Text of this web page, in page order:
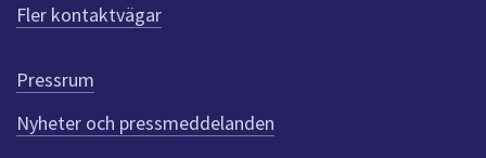
ö
e
n
n
Fler kontaktvägar
Pressrum
Nyheter och pressmeddelanden